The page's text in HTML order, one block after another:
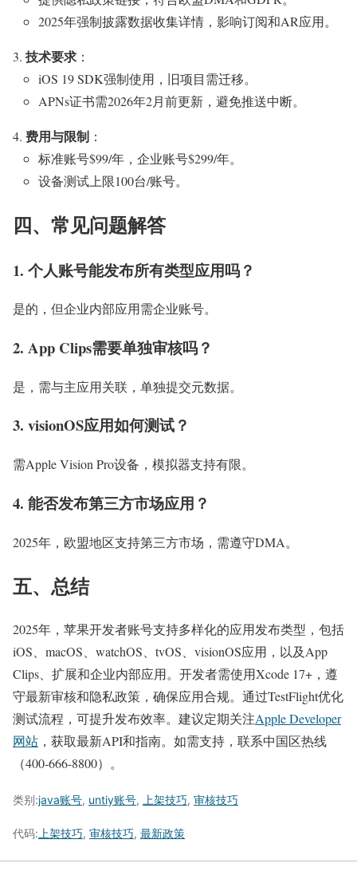
2025年强制披露数据收集详情，影响订阅和AR应用。
技术要求 ：
iOS 19 SDK强制使用，旧项目需迁移。
APNs证书需2026年2月前更新，避免推送中断。
费用与限制 ：
标准账号$99/年，企业账号$299/年。
设备测试上限100台/账号。
四、常见问题解答
1. 个人账号能发布所有类型应用吗？
是的，但企业内部应用需企业账号。
2. App Clips需要单独审核吗？
是，需与主应用关联，单独提交元数据。
3. visionOS应用如何测试？
需Apple Vision Pro设备，模拟器支持有限。
4. 能否发布第三方市场应用？
2025年，欧盟地区支持第三方市场，需遵守DMA。
五、总结
2025年，苹果开发者账号支持多样化的应用发布类型，包括
iOS、macOS、watchOS、tvOS、visionOS应用，以及App
Clips、扩展和企业内部应用。开发者需使用Xcode 17+，遵
守最新审核和隐私政策，确保应用合规。通过TestFlight优化
测试流程，可提升发布效率。建议定期关注Apple Developer
网站 ，获取最新API和指南。如需支持，联系中国区热线
（400-666-8800）。
类别:java账号, untiy账号, 上架技巧, 审核技巧
代码:上架技巧, 审核技巧, 最新政策